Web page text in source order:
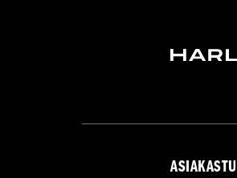
Material Width
WARRANTY:1